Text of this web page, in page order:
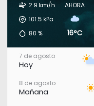
2.9 km/h
101.5 kPa
80 %
AHORA
16°C
7 de agosto
Hoy
8 de agosto
Mañana